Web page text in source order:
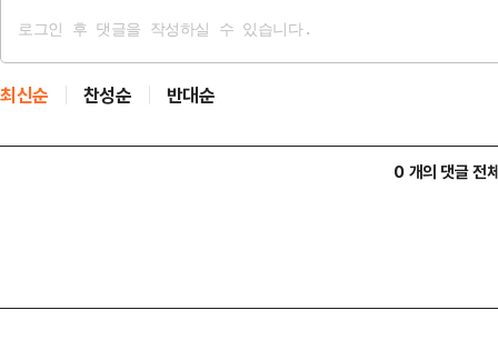
최신순 찬성순 반대순
0 개의 댓글 전